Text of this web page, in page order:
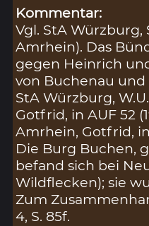
Kommentar:
Vgl. StA Würzburg,
Amrhein). Das
gegen Heinrich
von Buchenau
StA Würzburg,
Gotfrid, in AUF 52
Amrhein, Gotfrid, in
Die Burg Buchen,
befand sich bei
Wildflecken); sie
Zum
4, S. 85f.